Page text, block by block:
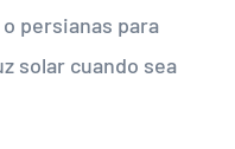
persianas para
solar cuando sea